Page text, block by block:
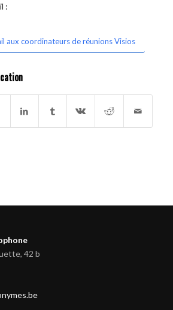
:
aux coordinateurs de réunions Visios
42 b